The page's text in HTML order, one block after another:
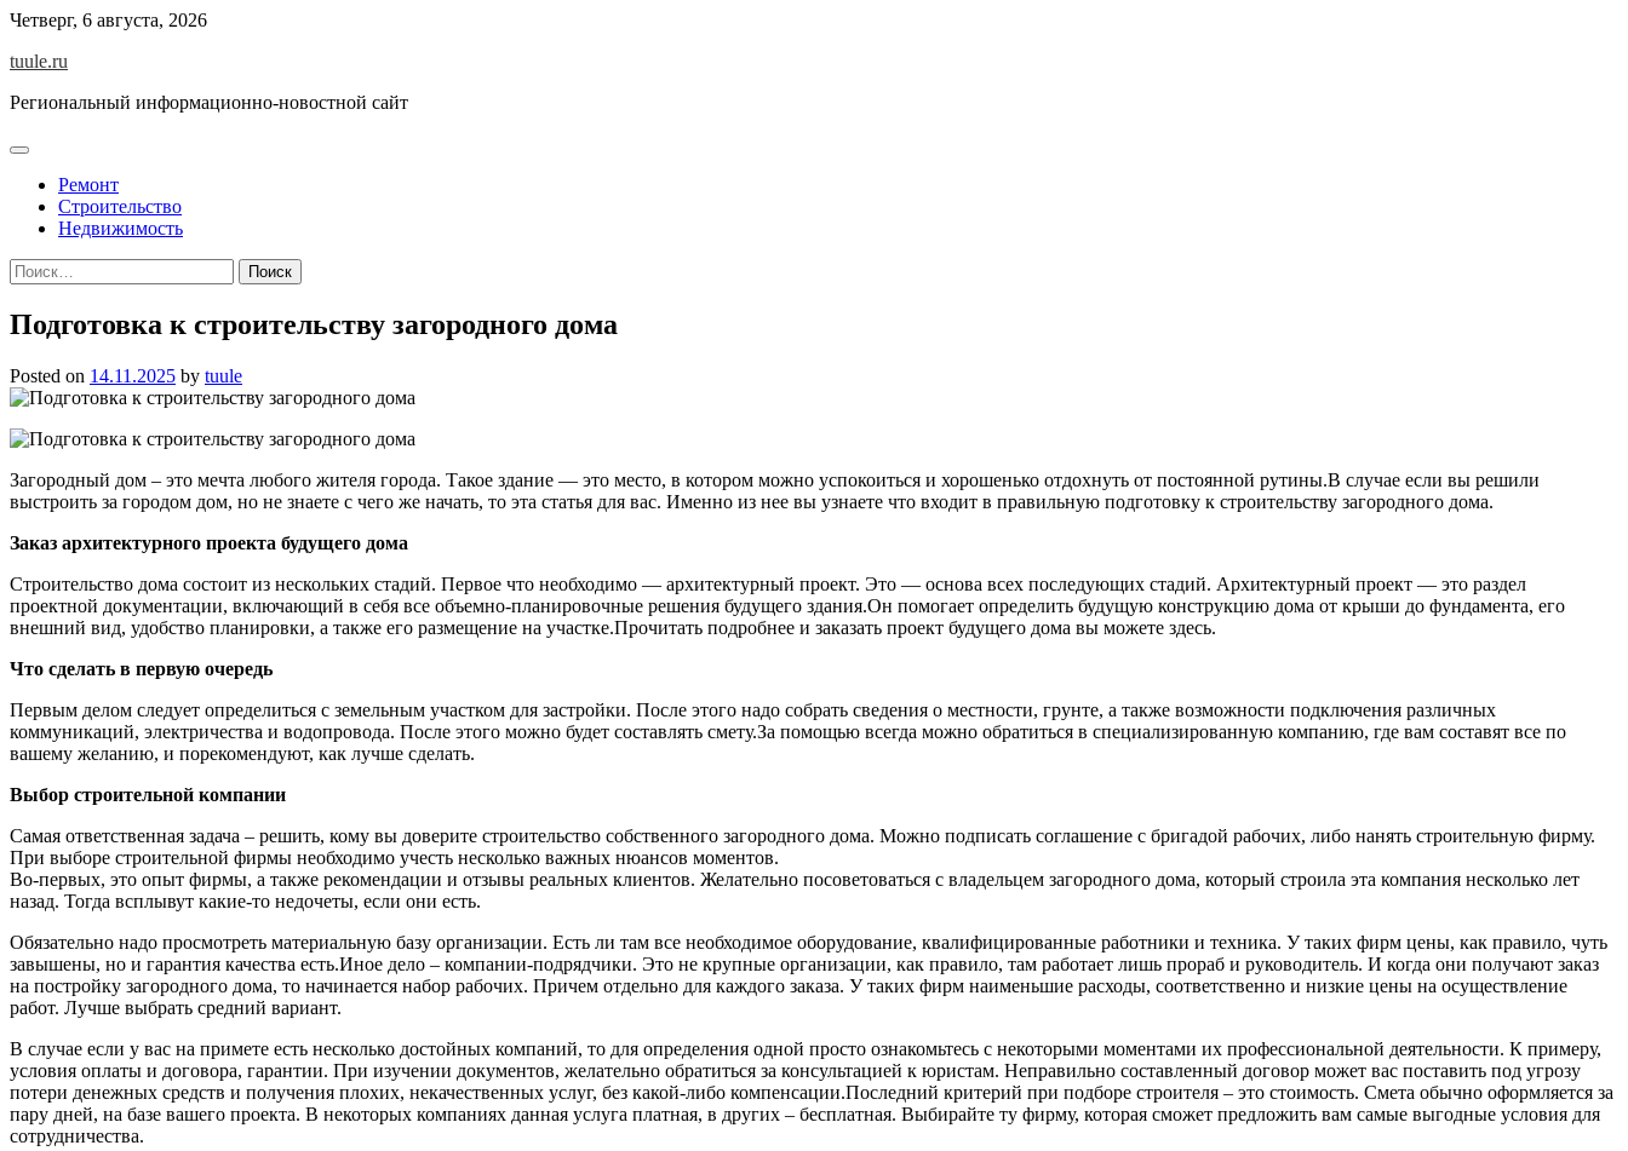
Skip
content
Четверг, 6 августа, 2026
tuule.ru
Региональный информационно-новостной сайт
Ремонт
Строительство
Недвижимость
Найти:
Подготовка к строительству загородного дома
Posted on 14.11.2025 by tuule
Загородный дом – это мечта любого жителя города. Такое здание — это место, в котором можно успокоиться и хорошенько отдохнуть от постоянной рутины.В случае если вы решили
выстроить за городом дом, но не знаете с чего же начать, то эта статья для вас. Именно из нее вы узнаете что входит в правильную подготовку к строительству загородного дома.
Заказ архитектурного проекта будущего дома
Строительство дома состоит из нескольких стадий. Первое что необходимо — архитектурный проект. Это — основа всех последующих стадий. Архитектурный проект — это раздел
проектной документации, включающий в себя все объемно-планировочные решения будущего здания.Он помогает определить будущую конструкцию дома от крыши до фундамента, его
внешний вид, удобство планировки, а также его размещение на участке.Прочитать подробнее и заказать проект будущего дома вы можете здесь.
Что сделать в первую очередь
Первым делом следует определиться с земельным участком для застройки. После этого надо собрать сведения о местности, грунте, а также возможности подключения различных
коммуникаций, электричества и водопровода. После этого можно будет составлять смету.За помощью всегда можно обратиться в специализированную компанию, где вам составят все по
вашему желанию, и порекомендуют, как лучше сделать.
Выбор строительной компании
Самая ответственная задача – решить, кому вы доверите строительство собственного загородного дома. Можно подписать соглашение с бригадой рабочих, либо нанять строительную фирму.
При выборе строительной фирмы необходимо учесть несколько важных нюансов моментов.
Во-первых, это опыт фирмы, а также рекомендации и отзывы реальных клиентов. Желательно посоветоваться с владельцем загородного дома, который строила эта компания несколько лет
назад. Тогда всплывут какие-то недочеты, если они есть.
Обязательно надо просмотреть материальную базу организации. Есть ли там все необходимое оборудование, квалифицированные работники и техника. У таких фирм цены, как правило, чуть
завышены, но и гарантия качества есть.Иное дело – компании-подрядчики. Это не крупные организации, как правило, там работает лишь прораб и руководитель. И когда они получают заказ
на постройку загородного дома, то начинается набор рабочих. Причем отдельно для каждого заказа. У таких фирм наименьшие расходы, соответственно и низкие цены на осуществление
работ. Лучше выбрать средний вариант.
В случае если у вас на примете есть несколько достойных компаний, то для определения одной просто ознакомьтесь с некоторыми моментами их профессиональной деятельности. К примеру,
условия оплаты и договора, гарантии. При изучении документов, желательно обратиться за консультацией к юристам. Неправильно составленный договор может вас поставить под угрозу
потери денежных средств и получения плохих, некачественных услуг, без какой-либо компенсации.Последний критерий при подборе строителя – это стоимость. Смета обычно оформляется за
пару дней, на базе вашего проекта. В некоторых компаниях данная услуга платная, в других – бесплатная. Выбирайте ту фирму, которая сможет предложить вам самые выгодные условия для
сотрудничества.